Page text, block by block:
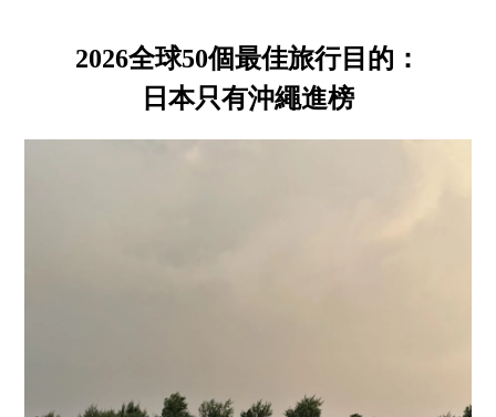
2026全球50個最佳旅行目的：
日本只有沖繩進榜